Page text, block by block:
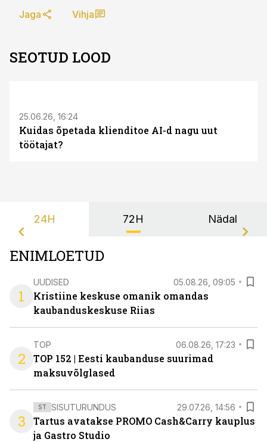
Jaga Vihja
SEOTUD LOOD
25.06.26, 16:24
Kuidas õpetada klienditoe AI-d nagu uut
töötajat?
24H 72H Nädal
ENIMLOETUD
1
UUDISED 05.08.26, 09:05
Kristiine keskuse omanik omandas
kaubanduskeskuse Riias
2
TOP 06.08.26, 17:23
TOP 152 | Eesti kaubanduse suurimad
maksuvõlglased
3
ST SISUTURUNDUS 29.07.26, 14:56
Tartus avatakse PROMO Cash&Carry kauplus
ja Gastro Studio